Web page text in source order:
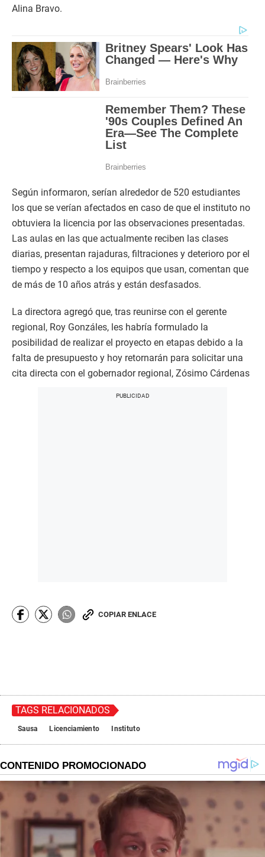
Alina Bravo.
Según informaron, serían alrededor de 520 estudiantes
los que se verían afectados en caso de que el instituto no
obtuviera la licencia por las observaciones presentadas.
Las aulas en las que actualmente reciben las clases
diarias, presentan rajaduras, filtraciones y deterioro por el
tiempo y respecto a los equipos que usan, comentan que
de más de 10 años atrás y están desfasados.
La directora agregó que, tras reunirse con el gerente
regional, Roy Gonzáles, les habría formulado la
posibilidad de realizar el proyecto en etapas debido a la
falta de presupuesto y hoy retornarán para solicitar una
cita directa con el gobernador regional, Zósimo Cárdenas
COPIAR ENLACE
TAGS RELACIONADOS
Sausa Licenciamiento Instituto